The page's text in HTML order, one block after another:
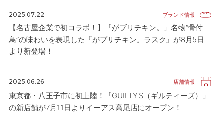
RECRUIT 2027 新卒採用
RECRUIT 採用情報
OGGI ONLINE STORE
ブランド情報
2025.07.22
【名古屋企業で初コラボ！】「がブリチキン。」名物“骨付
鳥”の味わいを表現した『がブリチキン。ラスク』が8月5日
より新登場！
店舗情報
2025.06.26
東京都・八王子市に初上陸！「GUILTY’S（ギルティーズ）」
の新店舗が7月11日よりイーアス高尾店にオープン！